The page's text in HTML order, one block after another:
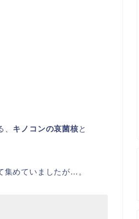
キノコンの哀菌核と
集めていましたが…。